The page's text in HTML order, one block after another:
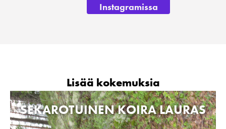
Instagramissa
Lisää kokemuksia
SEKAROTUINEN KOIRA LAURAS